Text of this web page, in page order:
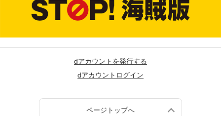
dアカウントを発行する
dアカウントログイン
ページトップへ